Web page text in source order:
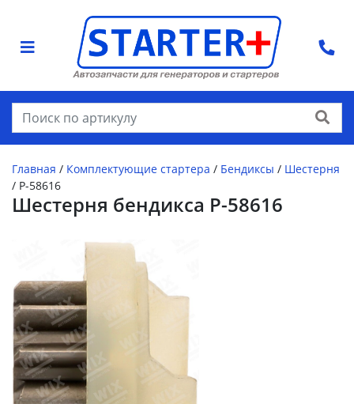
Найти
Главная / Комплектующие стартера / Бендиксы / Шестерня
/ P-58616
Шестерня бендикса P-58616